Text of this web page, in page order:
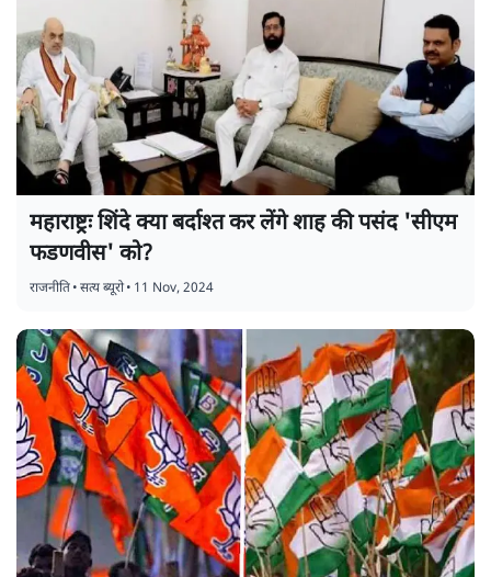
महाराष्ट्रः शिंदे क्या बर्दाश्त कर लेंगे शाह की पसंद 'सीएम
फडणवीस' को?
राजनीति•सत्य ब्यूरो• 11 Nov, 2024